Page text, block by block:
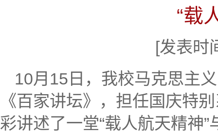
“载
[发表时
10月15日，我校马克思主
《百家讲坛》，担任国庆特
彩讲述了一堂“载人航天精神